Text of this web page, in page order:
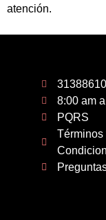
atención.
8:00 am
PQRS
Términos